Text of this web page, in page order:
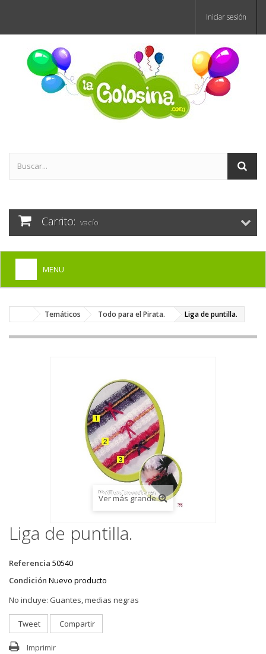
Iniciar sesión
Carrito: vacío
MENU
DISFRACES PARA ADULTOS
PELUCAS, GORROS, CARETAS
Temáticos Todo para el Pirata. Liga de puntilla.
Ver más grande
Liga de puntilla.
Referencia 50540
Condición Nuevo producto
No incluye: Guantes, medias negras
Tweet Compartir
Imprimir